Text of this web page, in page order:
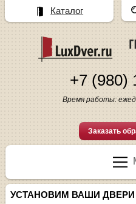
+7 (980)
Время работы:
Заказать
УСТАНОВИМ ВАШИ
Каталог